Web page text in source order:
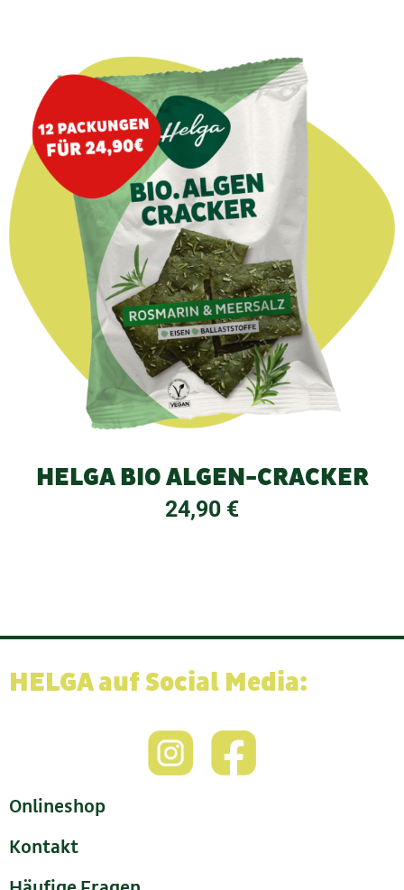
HELGA BIO ALGEN-CRACKER
24,90 €
HELGA auf Social Media:
Onlineshop
Kontakt